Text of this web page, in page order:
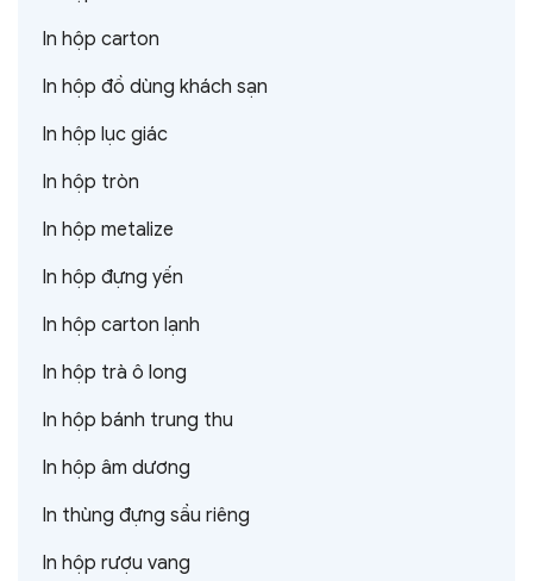
In hộp carton
In hộp đồ dùng khách sạn
In hộp lục giác
In hộp tròn
In hộp metalize
In hộp đựng yến
In hộp carton lạnh
In hộp trà ô long
In hộp bánh trung thu
In hộp âm dương
In thùng đựng sầu riêng
In hộp rượu vang